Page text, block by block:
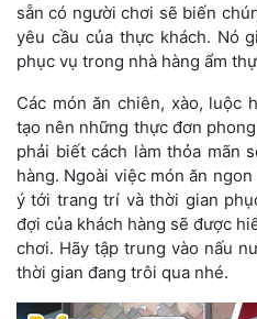
sẵn có người chơi sẽ biến
yêu cầu của thực khách. Nó
phục vụ trong nhà hàng ẩm
Các món ăn chiên, xào, luộc
tạo nên những thực đơn
phải biết cách làm thỏa mãn
hàng. Ngoài việc món ăn
ý tới trang trí và thời gian
đợi của khách hàng sẽ được
chơi. Hãy tập trung vào nấu
thời gian đang trôi qua nhé.